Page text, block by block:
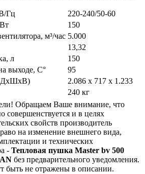
Гц
220-240/50-60
150
м³/час 5.000
13,32
л
150
выходе, С°
95
(ДхШхВ)
2.086 x 717 x 1.233
240 кг
Обращаем Ваше внимание, что
совершенствуется и в целях
свойств производитель
на изменение внешнего вида,
и технических
- Тепловая пушка Master bv 500
без предварительного уведомления.
быть не отражены в описании.